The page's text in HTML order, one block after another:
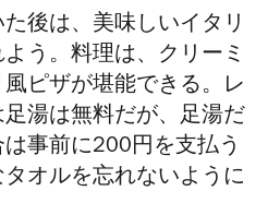
後は、美味しいイタリ
う。料理は、クリーミ
ピザが堪能できる。レ
湯は無料だが、足湯だ
事前に200円を支払う
オルを忘れないように